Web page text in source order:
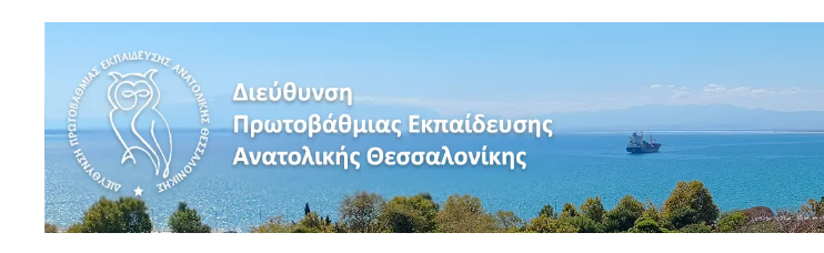
περιεχόμενο